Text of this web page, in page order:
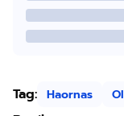
Tag: Haornas